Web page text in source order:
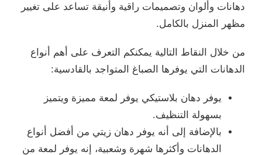
دهانات وألوان وتصميمات راقية وأنيقة تساعد على تغيير
مظهر المنزل بالكامل.
من خلال النقاط التالية يمكنكم التعرف على أهم أنواع
الدهانات التي يوفرها الصباغ المتواجد بالقادسية:
يوفر دهان بلاستيكي يوفر لمعة مميزة ويتميز
بسهولة التنظيف.
بالإضافة إلى أنه يوفر دهان زيتي من أفضل أنواع
الدهانات وأكثرها شهرة وشعبية، إنه يوفر لمعة من